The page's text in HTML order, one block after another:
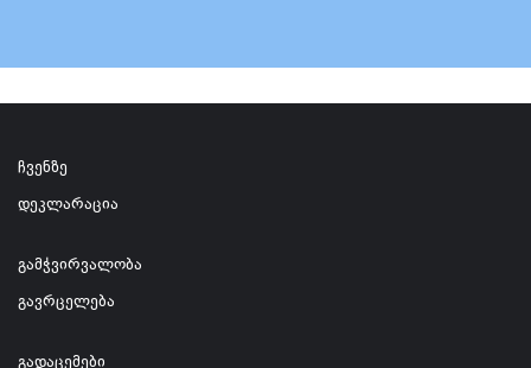
ჩვენზე
დეკლარაცია
გამჭვირვალობა
გავრცელება
გადაცემები